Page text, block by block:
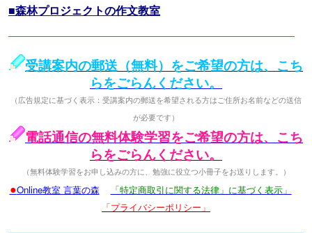
■森林プロジェクトの作文教室
受講案内の郵送（無料）をご希望の方は、こち
らをごらんください。
（広告規定に基づく表示：受講案内の郵送を希望される方はご住所お名前などの送信
が必要です）
電話通信の無料体験学習をご希望の方は、こち
らをごらんください。
（無料体験学習をお申し込みの方に、勉強に役立つ小冊子をお送りします。）
●Online教室 言葉の森
「特定商取引に関する法律」に基づく表示」
「プライバシーポリシー」